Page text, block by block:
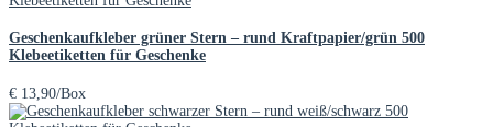
Geschenkaufkleber grüner Stern – rund Kraftpapier/grün 500
Klebeetiketten für Geschenke
€ 13,90/Box